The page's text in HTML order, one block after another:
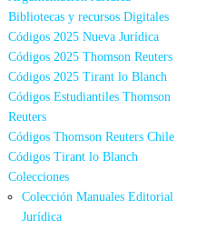
Bibliotecas y recursos Digitales
Códigos 2025 Nueva Jurídica
Códigos 2025 Thomson Reuters
Códigos 2025 Tirant lo Blanch
Códigos Estudiantiles Thomson
Reuters
Códigos Thomson Reuters Chile
Códigos Tirant lo Blanch
Colecciones
Colección Manuales Editorial
Jurídica